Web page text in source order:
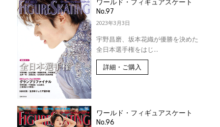
ワールド・フィギュアスケート
No.97
2023年3月3日
宇野昌磨、坂本花織が優勝を決めた
全日本選手権をはじ...
詳細・ご購入
ワールド・フィギュアスケート
No.96